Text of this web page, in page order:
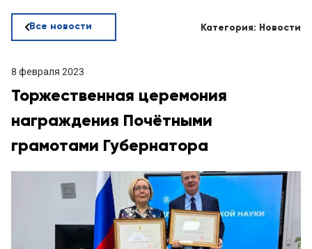
Все новости Категория: Новости
8 февраля 2023
Торжественная церемония
награждения Почётными
грамотами Губернатора